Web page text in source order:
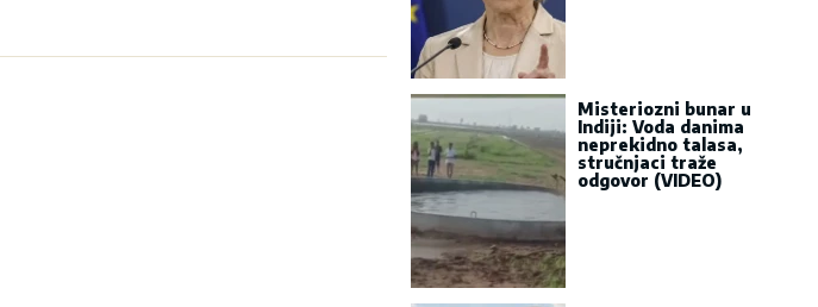
Misteriozni bunar u
Indiji: Voda danima
neprekidno talasa,
stručnjaci traže
odgovor (VIDEO)